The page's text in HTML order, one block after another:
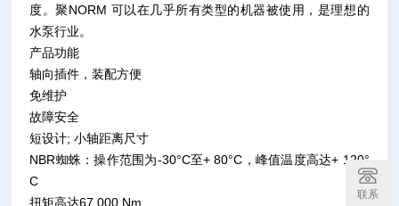
度。聚NORM 可以在几乎所有类型的机器被使用，是理想的
水泵行业。
产品功能
轴向插件，装配方便
免维护
故障安全
短设计; 小轴距离尺寸
NBR蜘蛛：操作范围为-30°C至+ 80°C，峰值温度高达+ 120°
C
扭矩高达67,000 Nm
联系